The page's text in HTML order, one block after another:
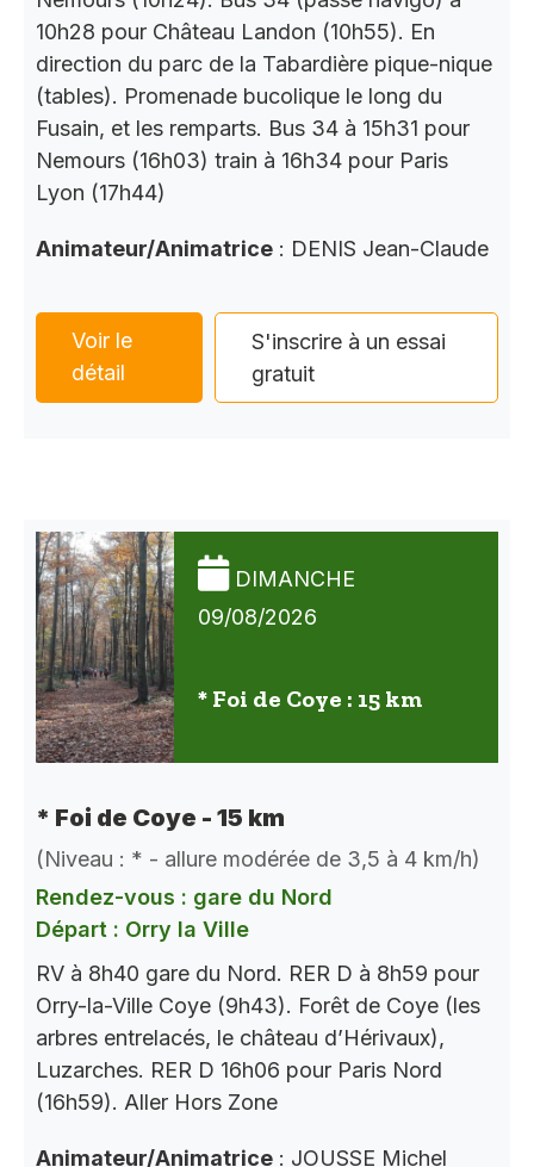
10h28 pour Château Landon (10h55). En
direction du parc de la Tabardière pique-nique
(tables). Promenade bucolique le long du
Fusain, et les remparts. Bus 34 à 15h31 pour
Nemours (16h03) train à 16h34 pour Paris
Lyon (17h44)
Animateur/Animatrice : DENIS Jean-Claude
Voir le
détail
S'inscrire à un essai
gratuit
DIMANCHE
09/08/2026
* Foi de Coye : 15 km
* Foi de Coye - 15 km
(Niveau : * - allure modérée de 3,5 à 4 km/h)
Rendez-vous : gare du Nord
Départ : Orry la Ville
RV à 8h40 gare du Nord. RER D à 8h59 pour
Orry-la-Ville Coye (9h43). Forêt de Coye (les
arbres entrelacés, le château d’Hérivaux),
Luzarches. RER D 16h06 pour Paris Nord
(16h59). Aller Hors Zone
Animateur/Animatrice : JOUSSE Michel